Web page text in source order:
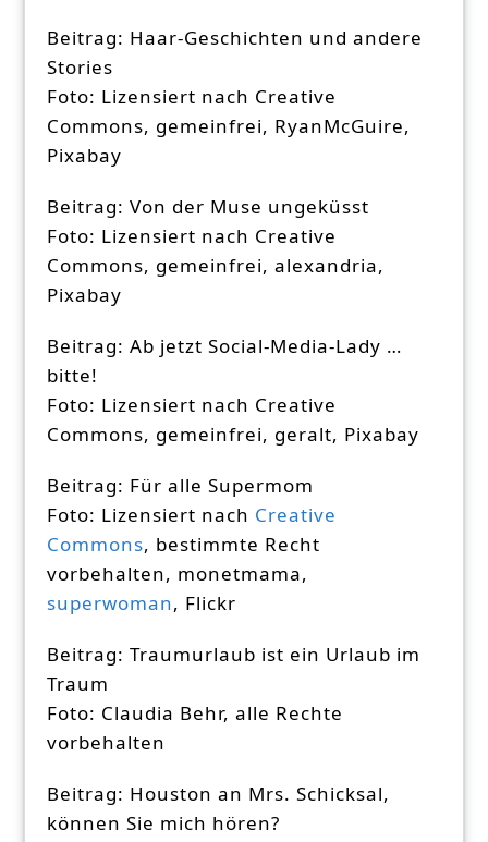
Beitrag: Haar-Geschichten und andere
Stories
Foto: Lizensiert nach Creative
Commons, gemeinfrei, RyanMcGuire,
Pixabay
Beitrag: Von der Muse ungeküsst
Foto: Lizensiert nach Creative
Commons, gemeinfrei, alexandria,
Pixabay
Beitrag: Ab jetzt Social-Media-Lady …
bitte!
Foto: Lizensiert nach Creative
Commons, gemeinfrei, geralt, Pixabay
Beitrag: Für alle Supermom
Foto: Lizensiert nach Creative
Commons, bestimmte Recht
vorbehalten, monetmama,
superwoman, Flickr
Beitrag: Traumurlaub ist ein Urlaub im
Traum
Foto: Claudia Behr, alle Rechte
vorbehalten
Beitrag: Houston an Mrs. Schicksal,
können Sie mich hören?